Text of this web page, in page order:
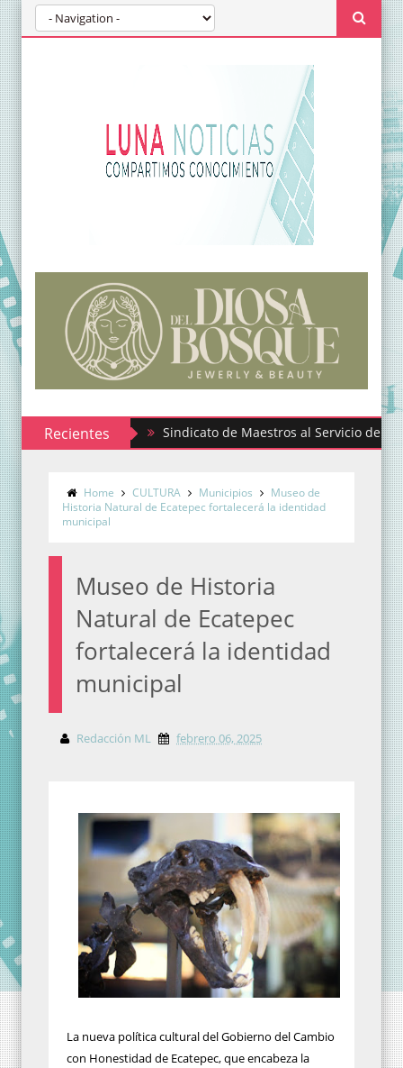
RecientesSindicato de Maestros al Servicio del Estado
Home CULTURA Municipios
Museo de
Historia Natural de Ecatepec fortalecerá la identidad
municipal
Museo de Historia
Natural de Ecatepec
fortalecerá la identidad
municipal
Redacción ML febrero 06, 2025
La nueva política cultural del Gobierno del Cambio
con Honestidad de Ecatepec, que encabeza la